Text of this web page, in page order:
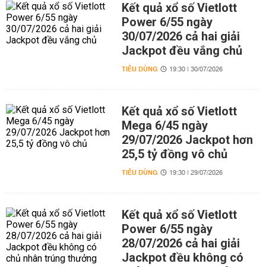
Kết quả xổ số Vietlott
Power 6/55 ngày
30/07/2026 cả hai giải
Jackpot đều vắng chủ
TIÊU DÙNG 19:30 | 30/07/2026
Kết quả xổ số Vietlott
Mega 6/45 ngày
29/07/2026 Jackpot hơn
25,5 tỷ đồng vô chủ
TIÊU DÙNG 19:30 | 29/07/2026
Kết quả xổ số Vietlott
Power 6/55 ngày
28/07/2026 cả hai giải
Jackpot đều không có